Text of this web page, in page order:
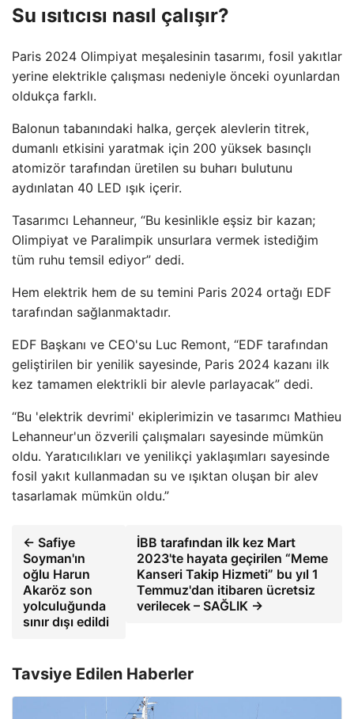
Su ısıtıcısı nasıl çalışır?
Paris 2024 Olimpiyat meşalesinin tasarımı, fosil yakıtlar
yerine elektrikle çalışması nedeniyle önceki oyunlardan
oldukça farklı.
Balonun tabanındaki halka, gerçek alevlerin titrek,
dumanlı etkisini yaratmak için 200 yüksek basınçlı
atomizör tarafından üretilen su buharı bulutunu
aydınlatan 40 LED ışık içerir.
Tasarımcı Lehanneur, “Bu kesinlikle eşsiz bir kazan;
Olimpiyat ve Paralimpik unsurlara vermek istediğim
tüm ruhu temsil ediyor” dedi.
Hem elektrik hem de su temini Paris 2024 ortağı EDF
tarafından sağlanmaktadır.
EDF Başkanı ve CEO'su Luc Remont, “EDF tarafından
geliştirilen bir yenilik sayesinde, Paris 2024 kazanı ilk
kez tamamen elektrikli bir alevle parlayacak” dedi.
“Bu 'elektrik devrimi' ekiplerimizin ve tasarımcı Mathieu
Lehanneur'un özverili çalışmaları sayesinde mümkün
oldu. Yaratıcılıkları ve yenilikçi yaklaşımları sayesinde
fosil yakıt kullanmadan su ve ışıktan oluşan bir alev
tasarlamak mümkün oldu.”
← Safiye
Soyman'ın
oğlu Harun
Akaröz son
yolculuğunda
sınır dışı edildi
İBB tarafından ilk kez Mart
2023'te hayata geçirilen “Meme
Kanseri Takip Hizmeti” bu yıl 1
Temmuz'dan itibaren ücretsiz
verilecek – SAĞLIK →
Tavsiye Edilen Haberler